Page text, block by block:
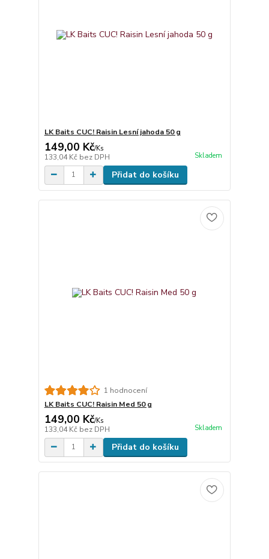
LK Baits CUC! Raisin Lesní jahoda 50 g
149,00 Kč/Ks
133,04 Kč bez DPH Skladem
Přidat do košíku
1 hodnocení
LK Baits CUC! Raisin Med 50 g
149,00 Kč/Ks
133,04 Kč bez DPH Skladem
Přidat do košíku